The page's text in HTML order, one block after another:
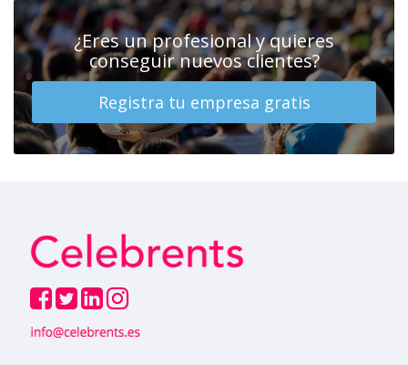
¿Eres un profesional y quieres
conseguir nuevos clientes?
Registra tu empresa gratis